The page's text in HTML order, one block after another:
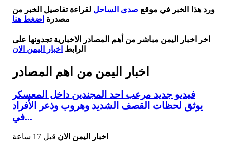
ورد هذا الخبر في موقع صدى الساحل لقراءة تفاصيل الخبر من
مصدرة اضغط هنا
اخر اخبار اليمن مباشر من أهم المصادر الاخبارية تجدونها على
الرابط اخبار اليمن الان
اخبار اليمن من اهم المصادر
فيديو جديد مرعب احد المجندين داخل المعسكر
يوثق لحظات القصف الشديد وهروب وذعر الأفراد
في...
اخبار اليمن الان قبل 17 ساعة